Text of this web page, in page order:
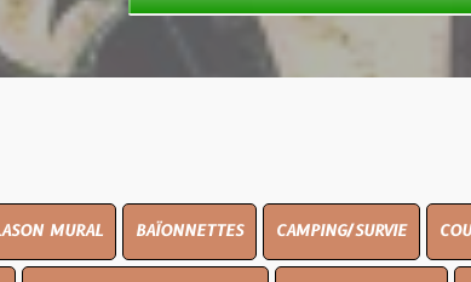
BAÏONNETTES CAMPING/SURVIE COUTELLERIE